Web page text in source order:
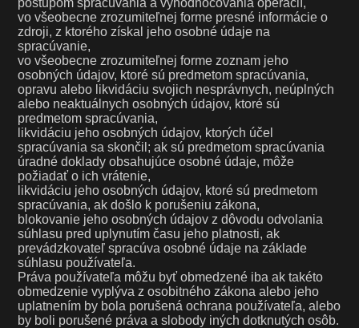
vo všeobecne zrozumiteľnej forme presné informácie o
zdroji, z ktorého získal jeho osobné údaje na
spracúvanie,
vo všeobecne zrozumiteľnej forme zoznam jeho
osobných údajov, ktoré sú predmetom spracúvania,
opravu alebo likvidáciu svojich nesprávnych, neúplných
alebo neaktuálnych osobných údajov, ktoré sú
predmetom spracúvania,
likvidáciu jeho osobných údajov, ktorých účel
spracúvania sa skončil; ak sú predmetom spracúvania
úradné doklady obsahujúce osobné údaje, môže
požiadať o ich vrátenie,
likvidáciu jeho osobných údajov, ktoré sú predmetom
spracúvania, ak došlo k porušeniu zákona,
blokovanie jeho osobných údajov z dôvodu odvolania
súhlasu pred uplynutím času jeho platnosti, ak
prevádzkovateľ spracúva osobné údaje na základe
súhlasu používateľa.
Práva používateľa môžu byť obmedzené iba ak takéto
obmedzenie vyplýva z osobitného zákona alebo jeho
uplatnením by bola porušená ochrana používateľa, alebo
by boli porušené práva a slobody iných dotknutých osôb.